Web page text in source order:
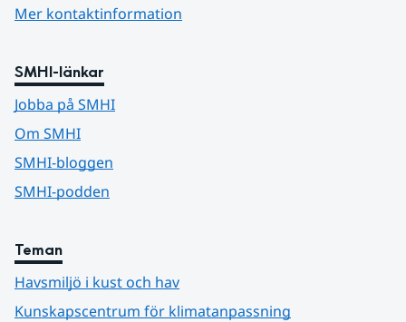
Mer kontaktinformation
SMHI-länkar
Jobba på SMHI
Om SMHI
SMHI-bloggen
SMHI-podden
Teman
Havsmiljö i kust och hav
Kunskapscentrum för klimatanpassning